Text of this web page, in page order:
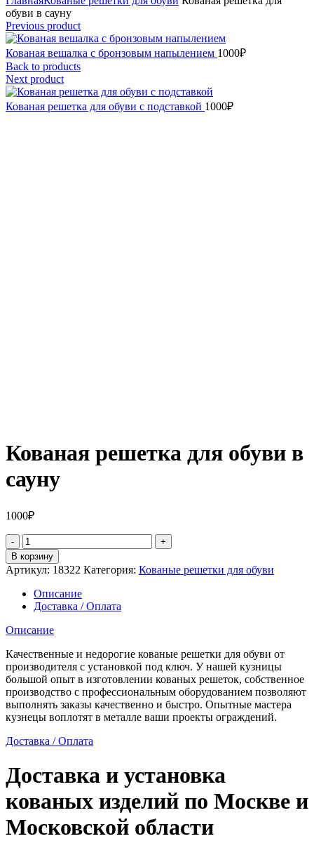
обуви в сауну
Previous product
Кованая вешалка с бронзовым напылением 1000₽
Back to products
Next product
Кованая решетка для обуви с подставкой 1000₽
Кованая решетка для обуви в
сауну
1000₽
Количество
товара
Кованая
решетка
для
обуви
сауну
В корзину
Артикул: 18322 Категория: Кованые решетки для обуви
Описание
Доставка / Оплата
Описание
Качественные и недорогие кованые решетки для обуви от
производителя с установкой под ключ. У нашей кузницы
большой опыт в изготовлении кованых решеток, собственное
производство с профессиональным оборудованием позволяют
выполнять заказы качественно и быстро. Опытные мастера
кузнецы воплотят в металле ваши проекты ограждений.
Доставка / Оплата
Доставка и установка
кованых изделий по Москве и
Московской области